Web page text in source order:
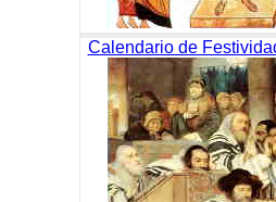
Calendario de